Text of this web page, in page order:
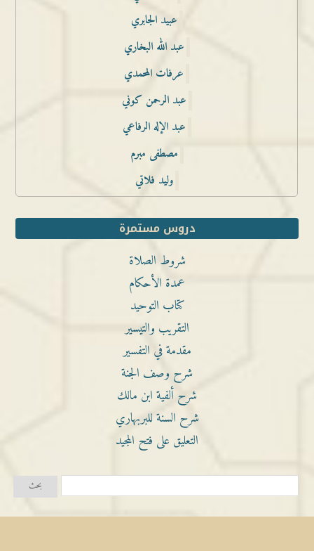
عبيد الجابري
عبد الله البخاري
عرفات المحمدي
عبد الرحمن كوني
عبد الإله الرفاعي
مصطفى مبرم
وليد فلاتي
دروس مستمرة
شروط الصلاة
عمدة الأحكام
كتاب التوحيد
التقريب والتيسير
مقدمة في التفسير
شرح وصف الجنة
شرح ألفية ابن مالك
شرح السنة للبربهاري
التعليق على فتح المجيد